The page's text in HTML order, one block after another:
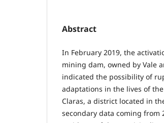
Abstract
In February 2019, the
mining dam, owned by Vale
indicated the possibility of
adaptations in the lives of
Claras, a district located in
secondary data coming